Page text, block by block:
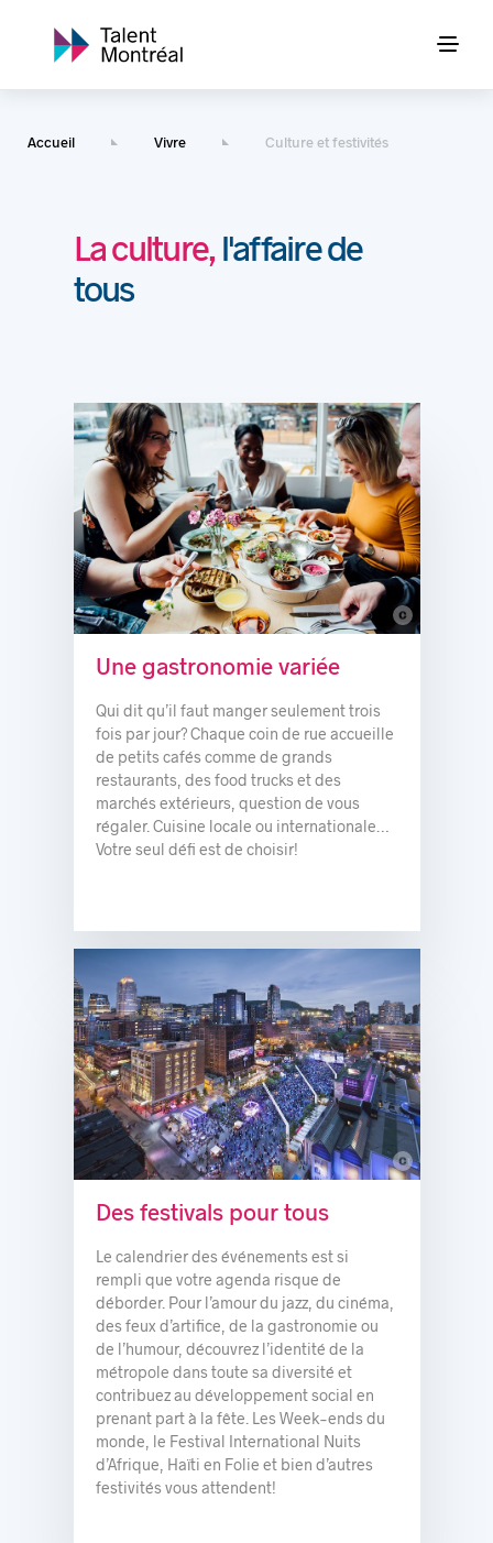
Accueil Vivre Culture et festivités
La culture, l'affaire de
tous
c
© Alison Slattery / Two Food Photographers / Tourisme Montréal
Une gastronomie variée
Qui dit qu’il faut manger seulement trois
fois par jour? Chaque coin de rue accueille
de petits cafés comme de grands
restaurants, des food trucks et des
marchés extérieurs, question de vous
régaler. Cuisine locale ou internationale…
Votre seul défi est de choisir!
c
Des festivals pour tous
Le calendrier des événements est si
rempli que votre agenda risque de
déborder. Pour l’amour du jazz, du cinéma,
des feux d’artifice, de la gastronomie ou
de l’humour, découvrez l’identité de la
métropole dans toute sa diversité et
contribuez au développement social en
prenant part à la fête. Les Week-ends du
monde, le Festival International Nuits
d’Afrique, Haïti en Folie et bien d’autres
festivités vous attendent!